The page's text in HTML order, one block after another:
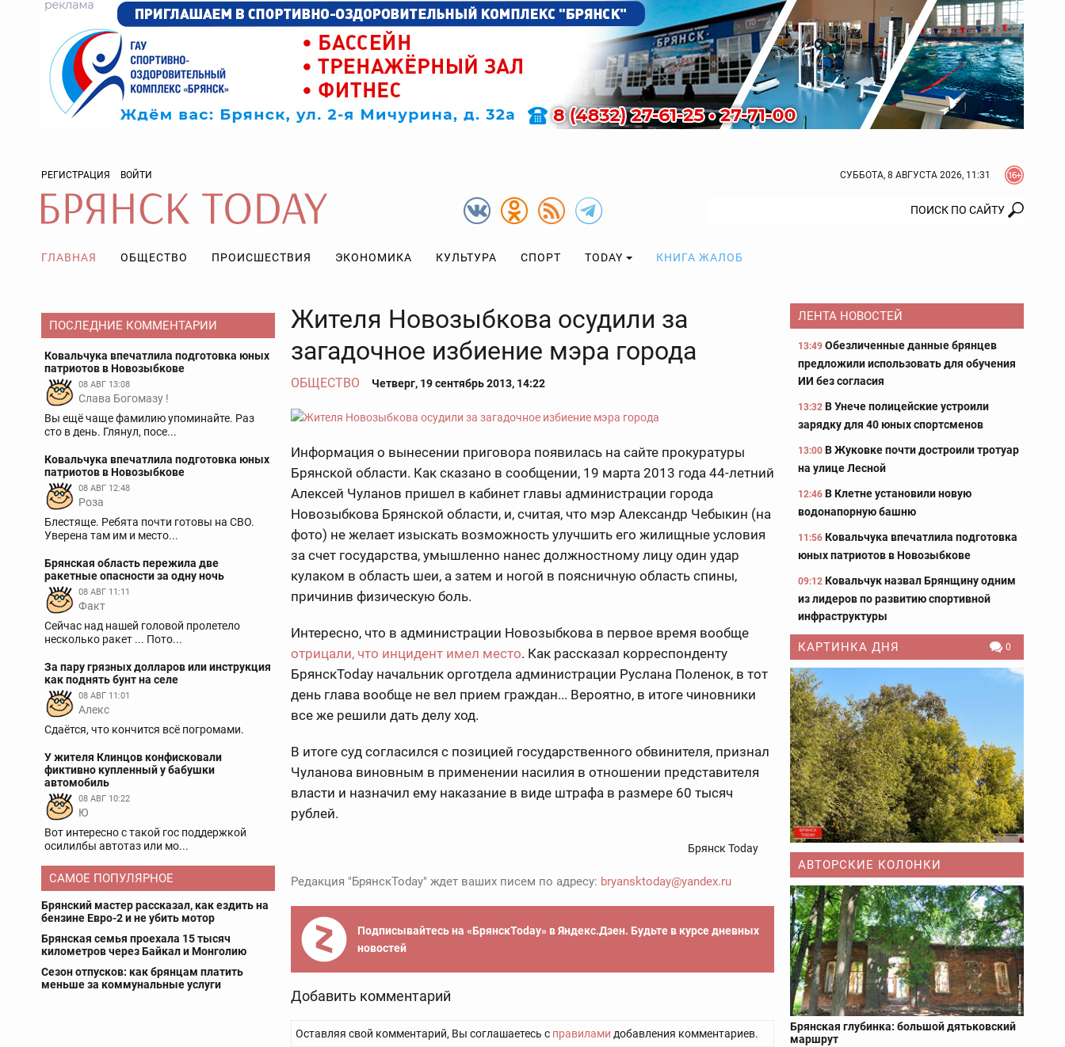
РЕГИСТРАЦИЯ ВОЙТИ СУББОТА, 8 АВГУСТА 2026, 11:31
ГЛАВНАЯ ОБЩЕСТВО ПРОИСШЕСТВИЯ ЭКОНОМИКА КУЛЬТУРА СПОРТ TODAY КНИГА ЖАЛОБ
ПОСЛЕДНИЕ КОММЕНТАРИИ
Ковальчука впечатлила подготовка юных
патриотов в Новозыбкове
08 АВГ 13:08
Слава Богомазу !
Вы ещё чаще фамилию упоминайте. Раз
сто в день. Глянул, посе...
Ковальчука впечатлила подготовка юных
патриотов в Новозыбкове
08 АВГ 12:48
Роза
Блестяще. Ребята почти готовы на СВО.
Уверена там им и место...
Брянская область пережила две
ракетные опасности за одну ночь
08 АВГ 11:11
Факт
Сейчас над нашей головой пролетело
несколько ракет ... Пото...
За пару грязных долларов или инструкция
как поднять бунт на селе
08 АВГ 11:01
Aлекс
Сдаётся, что кончится всё погромами.
У жителя Клинцов конфисковали
фиктивно купленный у бабушки
автомобиль
08 АВГ 10:22
Ю
Вот интересно с такой гос поддержкой
осилилбы автотаз или мо...
САМОЕ ПОПУЛЯРНОЕ
Брянский мастер рассказал, как ездить на
бензине Евро-2 и не убить мотор
Брянская семья проехала 15 тысяч
километров через Байкал и Монголию
Сезон отпусков: как брянцам платить
меньше за коммунальные услуги
Жителя Новозыбкова осудили за
загадочное избиение мэра города
ОБЩЕСТВО Четверг, 19 сентябрь 2013, 14:22
Информация о вынесении приговора появилась на сайте прокуратуры
Брянской области. Как сказано в сообщении, 19 марта 2013 года 44-летний
Алексей Чуланов пришел в кабинет главы администрации города
Новозыбкова Брянской области, и, считая, что мэр Александр Чебыкин (на
фото) не желает изыскать возможность улучшить его жилищные условия
за счет государства, умышленно нанес должностному лицу один удар
кулаком в область шеи, а затем и ногой в поясничную область спины,
причинив физическую боль.
Интересно, что в администрации Новозыбкова в первое время вообще
отрицали, что инцидент имел место. Как рассказал корреспонденту
БрянскToday начальник орготдела администрации Руслана Поленок, в тот
день глава вообще не вел прием граждан... Вероятно, в итоге чиновники
все же решили дать делу ход.
В итоге суд согласился с позицией государственного обвинителя, признал
Чуланова виновным в применении насилия в отношении представителя
власти и назначил ему наказание в виде штрафа в размере 60 тысяч
рублей.
Брянск Today
Редакция "БрянскToday" ждет ваших писем по адресу: bryansktoday@yandex.ru
Подписывайтесь на «БрянскToday» в Яндекс.Дзен. Будьте в курсе дневных
новостей
Добавить комментарий
Оставляя свой комментарий, Вы соглашаетесь с правилами добавления комментариев.
ЛЕНТА НОВОСТЕЙ
13:49 Обезличенные данные брянцев
предложили использовать для обучения
ИИ без согласия
13:32 В Унече полицейские устроили
зарядку для 40 юных спортсменов
13:00 В Жуковке почти достроили тротуар
на улице Лесной
12:46 В Клетне установили новую
водонапорную башню
11:56 Ковальчука впечатлила подготовка
юных патриотов в Новозыбкове
09:12 Ковальчук назвал Брянщину одним
из лидеров по развитию спортивной
инфраструктуры
КАРТИНКА ДНЯ 0
АВТОРСКИЕ КОЛОНКИ
Брянская глубинка: большой дятьковский
маршрут